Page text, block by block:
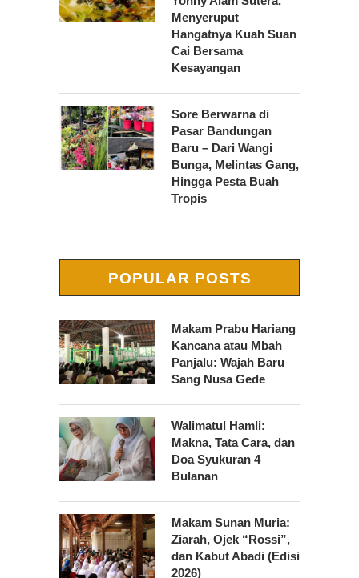
Menyeruput
Hangatnya Kuah Suan
Cai Bersama
Kesayangan
Sore Berwarna di
Pasar Bandungan
Baru – Dari Wangi
Bunga, Melintas Gang,
Hingga Pesta Buah
Tropis
POPULAR POSTS
Makam Prabu Hariang
Kancana atau Mbah
Panjalu: Wajah Baru
Sang Nusa Gede
Walimatul Hamli:
Makna, Tata Cara, dan
Doa Syukuran 4
Bulanan
Makam Sunan Muria:
Ziarah, Ojek “Rossi”,
dan Kabut Abadi (Edisi
2026)